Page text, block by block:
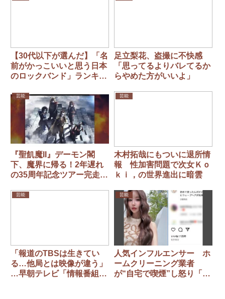
【30代以下が選んだ】「名
前がかっこいいと思う日本
のロックバンド」ランキン
en～Ciel」
足立梨花、盗撮に不快感
「思ってるよりバレてるか
らやめた方がいいよ」
芸能
『聖飢魔II』デーモン閣
下、魔界に帰る！2年遅れ
の35周年記念ツアー完走後
芸能
木村拓哉にもついに退所情
報 性加害問題で次女Ｋｏ
ｋｉ，の世界進出に暗雲
芸能
「報道のTBSは生きてい
る…他局とは映像が違う」
…早朝テレビ「情報番組」
芸能
人気インフルエンサー ホ
ームクリーニング業者
が“自宅で喫煙”し怒り「吸